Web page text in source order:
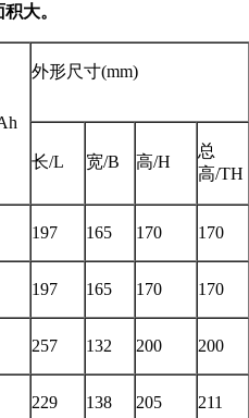
大。
外形尺寸(mm)
长/L 宽/B 高/H
总
高/TH
197 165 170 170
197 165 170 170
257 132 200 200
229 138 205 211